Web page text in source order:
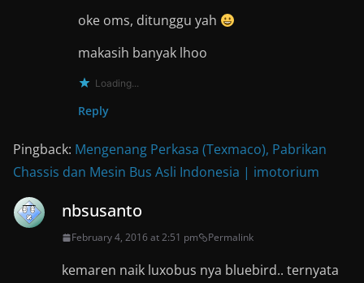
oke oms, ditunggu yah
makasih banyak lhoo
Loading...
Reply
Pingback: Mengenang Perkasa (Texmaco), Pabrikan
Chassis dan Mesin Bus Asli Indonesia | imotorium
nbsusanto
February 4, 2016 at 2:51 pm Permalink
kemaren naik luxobus nya bluebird.. ternyata